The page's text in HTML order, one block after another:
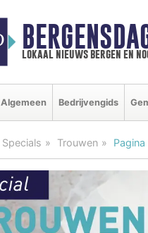
lokaal nieuws bergen en
Algemeen Bedrijvengids
Specials Trouwen Pagina